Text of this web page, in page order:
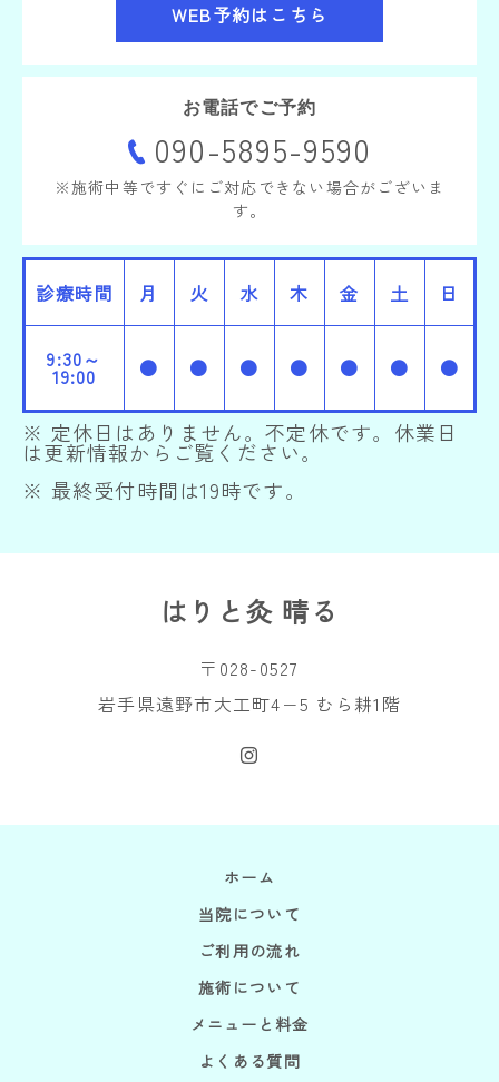
WEB予約はこちら
お電話でご予約
090-5895-9590
※施術中等ですぐにご対応できない場合がございま
す。
診療時間 月 火 水 木 金 土 日
9:30～
19:00 ● ● ● ● ● ● ●
はりと灸 晴る
〒028-0527
岩手県遠野市大工町4−5 むら耕1階
ホーム
当院について
ご利用の流れ
施術について
メニューと料金
よくある質問